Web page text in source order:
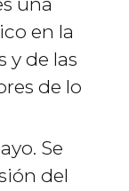
en la
y de las
de lo
Se
del